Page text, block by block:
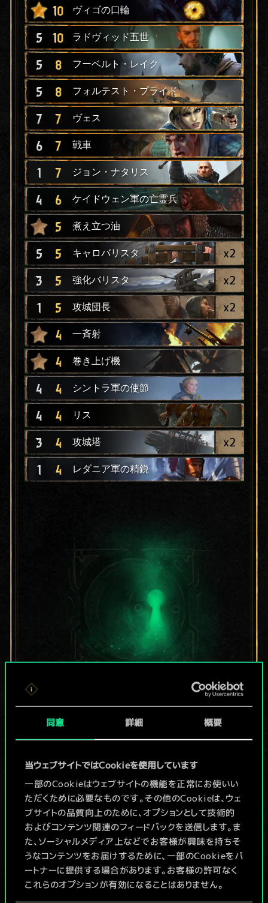
同意 詳細 概要
当ウェブサイトではCookieを使用しています
一部のCookieはウェブサイトの機能を正常にお使いい
ただくために必要なものです。その他のCookieは、ウェ
ブサイトの品質向上のために、オプションとして技術的
およびコンテンツ関連のフィードバックを送信します。ま
た、ソーシャルメディア上などでお客様が興味を持ちそ
うなコンテンツをお届けするために、一部のCookieをパ
ートナーに提供する場合があります。お客様の許可なく
これらのオプションが有効になることはありません。
10 ヴィゴの口輪
5 10 ラドヴィッド五世
5 8 フーベルト・レイク
5 8 フォルテスト・プライド
7 7 ヴェス
6 7 戦車
1 7 ジョン・ナタリス
4 6 ケイドウェン軍の亡霊兵
5 煮え立つ油
5 5 キャロバリスタ x2
3 5 強化バリスタ x2
1 5 攻城団長 x2
4 一斉射
4 巻き上げ機
4 4 シントラ軍の使節
4 4 リス
3 4 攻城塔 x2
1 4 レダニア軍の精鋭
現在はまだこれし
か共有デッキがあ
りませんが、
続々追加中！
デッキ名入力＆ガイドを作成
デッキを編集